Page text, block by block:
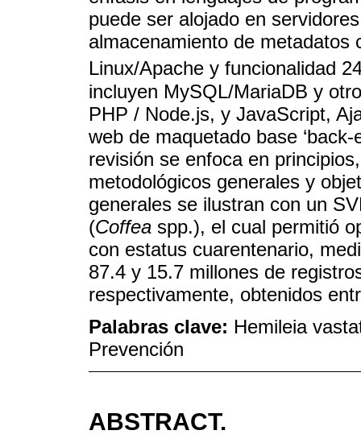
puede ser alojado en
almacenamiento de metadatos
Linux/Apache y funcionalidad
incluyen MySQL/MariaDB y
PHP / Node.js, y JavaScript,
web de maquetado base ‘back-
revisión se enfoca en
metodológicos generales y
generales se ilustran con un
(Coffea spp.), el cual permitió
con estatus cuarentenario,
87.4 y 15.7 millones de
respectivamente, obtenidos
Palabras clave: Hemileia
Prevención
ABSTRACT.